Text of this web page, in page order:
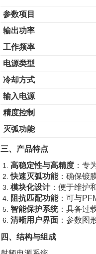
参数项目
输出功率
工作频率
电源类型
冷却方式
输入电源
精度控制
灭弧功能
三、产品特点
高稳定性与高精度 ：专
快速灭弧功能：确保镀
模块化设计：便于维护
阻抗匹配功能：可与
智能保护系统：具备过
清晰用户界面 ：参数图
四、结构与组成